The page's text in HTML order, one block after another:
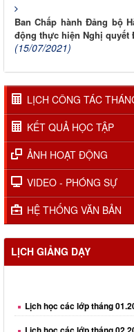
Ban Chấp hành Đảng bộ
động thực hiện Nghị quyết
(15/07/2021)
LỊCH CÔNG TÁC
KẾT QUẢ HỌC TẬP
ẢNH HOẠT ĐỘNG
VIDEO - PHÓNG SỰ
HỆ THỐNG VĂN BẢN
LỊCH GIẢNG DẠY
Lịch học các lớp tháng